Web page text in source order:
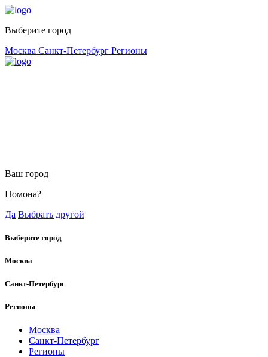
Выберите город
Москва Санкт-Петербург Регионы
Ваш город
Помона?
Да Выбрать другой
Выберите город
Москва
Санкт-Петербург
Регионы
Москва
Санкт-Петербург
Регионы